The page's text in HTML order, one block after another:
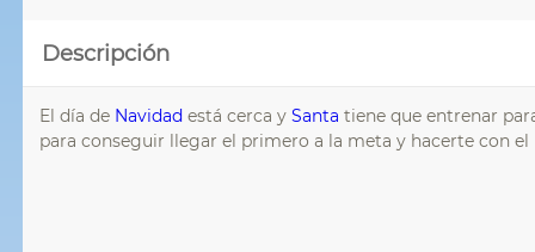
Descripción
El día de Navidad está cerca y Santa tiene que entrenar
para conseguir llegar el primero a la meta y hacerte con el